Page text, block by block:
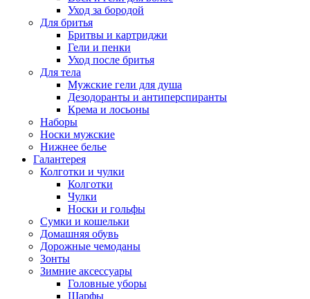
Уход за бородой
Для бритья
Бритвы и картриджи
Гели и пенки
Уход после бритья
Для тела
Мужские гели для душа
Дезодоранты и антиперспиранты
Крема и лосьоны
Наборы
Носки мужские
Нижнее белье
Галантерея
Колготки и чулки
Колготки
Чулки
Носки и гольфы
Сумки и кошельки
Домашняя обувь
Дорожные чемоданы
Зонты
Зимние аксессуары
Головные уборы
Шарфы